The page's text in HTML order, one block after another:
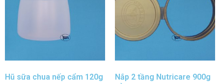
Hũ sữa chua nếp cẩm 120g
Nắp 2 tầng Nutricare 900g